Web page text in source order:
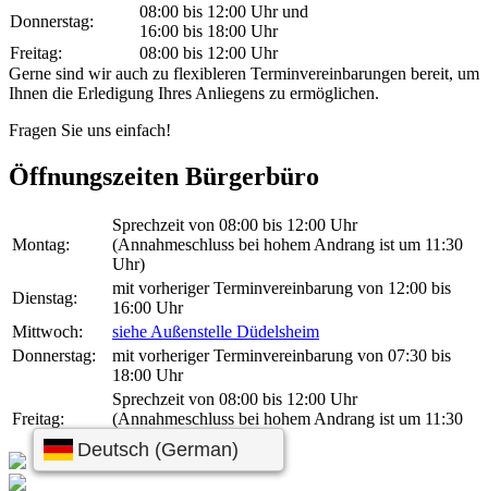
Donnerstag:
08:00 bis 12:00 Uhr und
16:00 bis 18:00 Uhr
Freitag:
08:00 bis 12:00 Uhr
Gerne sind wir auch zu flexibleren Terminvereinbarungen bereit, um
Ihnen die Erledigung Ihres Anliegens zu ermöglichen.
Fragen Sie uns einfach!
Öffnungszeiten Bürgerbüro
Montag:
Sprechzeit von 08:00 bis 12:00 Uhr
(Annahmeschluss bei hohem Andrang ist um 11:30
Uhr)
Dienstag:
mit vorheriger Terminvereinbarung von 12:00 bis
16:00 Uhr
Mittwoch:
siehe Außenstelle Düdelsheim
Donnerstag:
mit vorheriger Terminvereinbarung von 07:30 bis
18:00 Uhr
Freitag:
Sprechzeit von 08:00 bis 12:00 Uhr
(Annahmeschluss bei hohem Andrang ist um 11:30
Uhr)